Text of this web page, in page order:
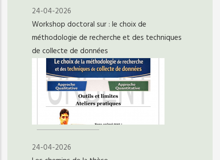
24-04-2026
Workshop doctoral sur : le choix de
méthodologie de recherche et des techniques
de collecte de données
24-04-2026